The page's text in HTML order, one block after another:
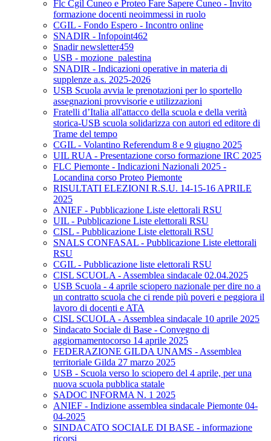
Flc Cgil Cuneo e Proteo Fare Sapere Cuneo - Invito
formazione docenti neoimmessi in ruolo
CGIL - Fondo Espero - Incontro online
SNADIR - Infopoint462
Snadir newsletter459
USB - mozione_palestina
SNADIR - Indicazioni operative in materia di
supplenze a.s. 2025-2026
USB Scuola avvia le prenotazioni per lo sportello
assegnazioni provvisorie e utilizzazioni
Fratelli d’Italia all'attacco della scuola e della verità
storica-USB scuola solidarizza con autori ed editore di
Trame del tempo
CGIL - Volantino Referendum 8 e 9 giugno 2025
UIL RUA - Presentazione corso formazione IRC 2025
FLC Piemonte - Indicazioni Nazionali 2025 -
Locandina corso Proteo Piemonte
RISULTATI ELEZIONI R.S.U. 14-15-16 APRILE
2025
ANIEF - Pubblicazione Liste elettorali RSU
UIL - Pubblicazione Liste elettorali RSU
CISL - Pubblicazione Liste elettorali RSU
SNALS CONFASAL - Pubblicazione Liste elettorali
RSU
CGIL - Pubblicazione liste elettorali RSU
CISL SCUOLA - Assemblea sindacale 02.04.2025
USB Scuola - 4 aprile sciopero nazionale per dire no a
un contratto scuola che ci rende più poveri e peggiora il
lavoro di docenti e ATA
CISL SCUOLA - Assemblea sindacale 10 aprile 2025
Sindacato Sociale di Base - Convegno di
aggiornamentocorso 14 aprile 2025
FEDERAZIONE GILDA UNAMS - Assemblea
territoriale Gilda 27 marzo 2025
USB - Scuola verso lo sciopero del 4 aprile, per una
nuova scuola pubblica statale
SADOC INFORMA N. 1 2025
ANIEF - Indizione assemblea sindacale Piemonte 04-
04-2025
SINDACATO SOCIALE DI BASE - informazione
ricorsi